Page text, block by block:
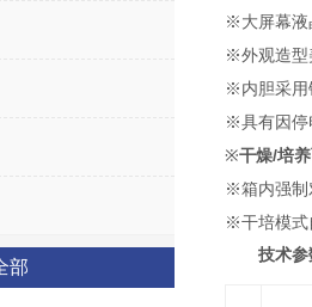
部
※大屏幕液
※外观造型
※内胆采用
※具有因停
※干燥/培
※箱内强制
※干培模式
技术参